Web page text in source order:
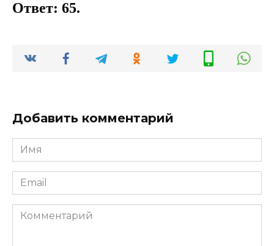
Ответ: 65.
Добавить комментарий
Имя
*
Email
*
Комментарий